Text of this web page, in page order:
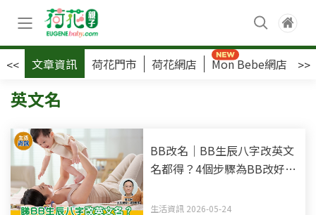
<< 文章資訊 荷花門市 荷花網店 Mon Bebe網店 >>
英文名
BB改名｜BB生辰八字改英文
名都得？4個步驟為BB改好運
生活資訊 2026-05-24